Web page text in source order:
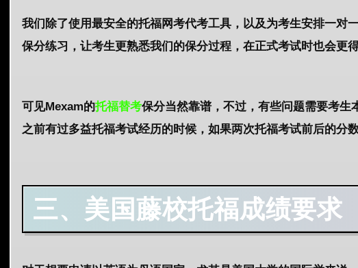
我们除了使用最安全的托福网考代考工具，以及为考生安排一对
保分练习，让考生更熟悉我们的保分过程，在正式考试时也会更
可见Mexam的托福替考保分当然靠谱，不过，有些问题需要考
之前有过多益托福考试经历的时候，如果两次托福考试前后的分
三、美国藤校托福成绩要求